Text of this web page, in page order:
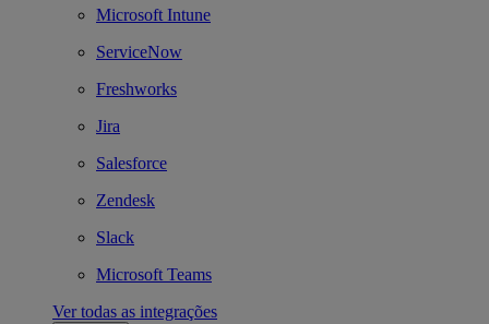
Microsoft Intune
ServiceNow
Freshworks
Jira
Salesforce
Zendesk
Slack
Microsoft Teams
Ver todas as integrações